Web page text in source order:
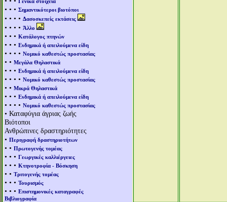
• • • Σημαντικότεροι βιοτόποι
• • • • Δασοσκεπείς εκτάσεις
• • • • Άλλο
• • • Κατάλογος πτηνών
• • • Ενδημικά ή απειλούμενα είδη
• • • • Νομικό καθεστώς προστασίας
• • Μεγάλα Θηλαστικά
• • • Ενδημικά ή απειλούμενα είδη
• • • • Νομικό καθεστώς προστασίας
• • Μικρά Θηλαστικά
• • • Ενδημικά ή απειλούμενα είδη
• • • • Νομικό καθεστώς προστασίας
• Καταφύγια άγριας ζωής
Βιότοποι
Ανθρώπινες δραστηριότητες
• Περιγραφή δραστηριοτήτων
• • Πρωτογενής τομέας
• • • Γεωργικές καλλιέργειες
• • • Κτηνοτροφία - Βόσκηση
• • Τριτογενής τομέας
• • • Τουρισμός
• • • Επιστημονικές καταγραφές
Βιβλιογραφία